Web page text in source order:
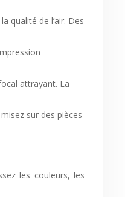
qualité de l’air. Des
attrayant. La
sur des pièces
les couleurs, les